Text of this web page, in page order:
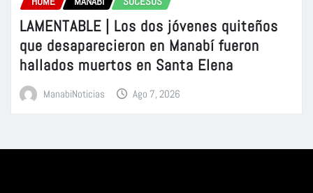
LAMENTABLE | Los dos jóvenes quiteños
que desaparecieron en Manabí fueron
hallados muertos en Santa Elena
ManabiNoticias Ago 7, 2026